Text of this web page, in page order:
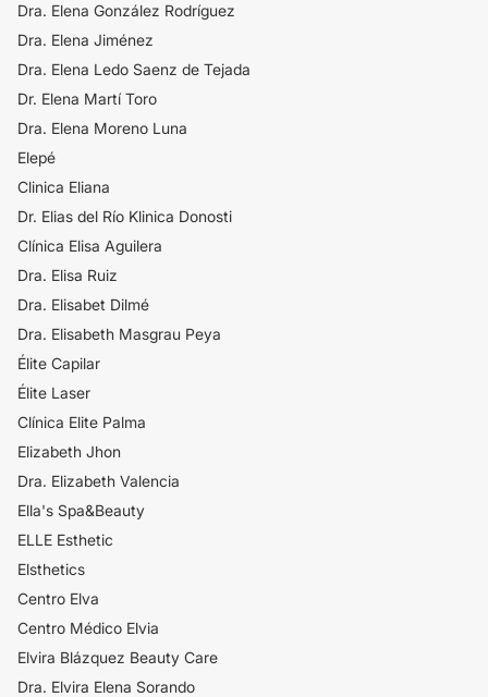
Dra. Elena González Rodríguez
Dra. Elena Jiménez
Dra. Elena Ledo Saenz de Tejada
Dr. Elena Martí Toro
Dra. Elena Moreno Luna
Elepé
Clinica Eliana
Dr. Elias del Río Klinica Donosti
Clínica Elisa Aguilera
Dra. Elisa Ruiz
Dra. Elisabet Dilmé
Dra. Elisabeth Masgrau Peya
Élite Capilar
Élite Laser
Clínica Elite Palma
Elizabeth Jhon
Dra. Elizabeth Valencia
Ella's Spa&Beauty
ELLE Esthetic
Elsthetics
Centro Elva
Centro Médico Elvia
Elvira Blázquez Beauty Care
Dra. Elvira Elena Sorando